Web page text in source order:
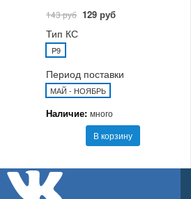
143 руб 129 руб
Тип КС
P9
Период поставки
МАЙ - НОЯБРЬ
Наличие: много
В корзину